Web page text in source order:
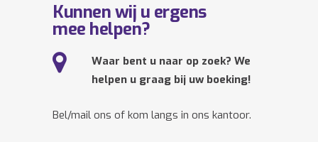
Kunnen wij u ergens
mee helpen?
Waar bent u naar op zoek? We
helpen u graag bij uw boeking!
Bel/mail ons of kom langs in ons kantoor.